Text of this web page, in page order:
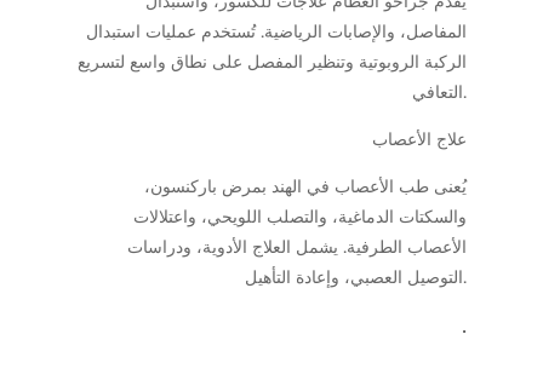
المفاصل، والإصابات الرياضية. تُستخدم عمليات استبدال
الركبة الروبوتية وتنظير المفصل على نطاق واسع لتسريع
التعافي.
علاج الأعصاب
يُعنى طب الأعصاب في الهند بمرض باركنسون،
والسكتات الدماغية، والتصلب اللويحي، واعتلالات
الأعصاب الطرفية. يشمل العلاج الأدوية، ودراسات
التوصيل العصبي، وإعادة التأهيل.
.